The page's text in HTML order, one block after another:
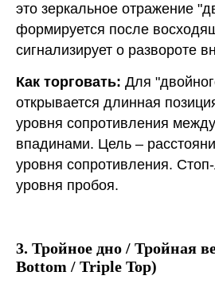
это зеркальное отражение
формируется после
сигнализирует о развороте
Как торговать: Для
открывается длинная
уровня сопротивления
впадинами. Цель –
уровня сопротивления.
уровня пробоя.
3. Тройное дно / Тройная
Bottom / Triple Top)